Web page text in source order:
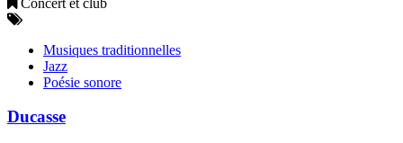
Musiques traditionnelles
Jazz
Poésie sonore
Ducasse